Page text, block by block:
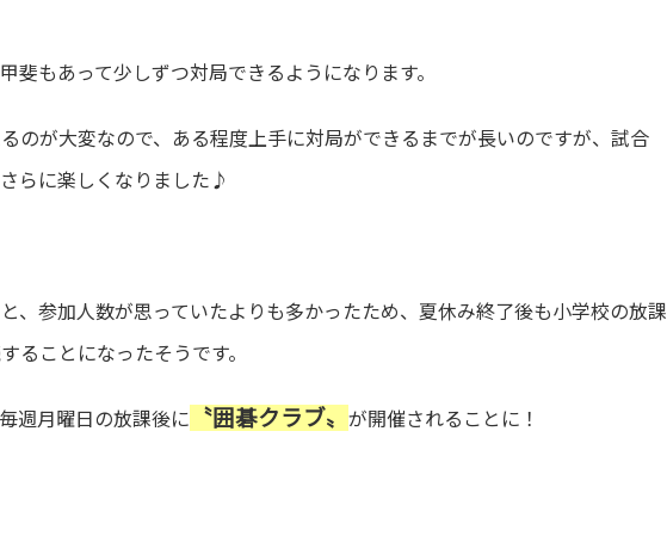
斐もあって少しずつ対局できるようになります。
のが大変なので、ある程度上手に対局ができるまでが長いのですが、試合
らに楽しくなりました♪
、参加人数が思っていたよりも多かったため、夏休み終了後も小学校の放課
ることになったそうです。
週月曜日の放課後に 〝囲碁クラブ〟 が開催されることに！